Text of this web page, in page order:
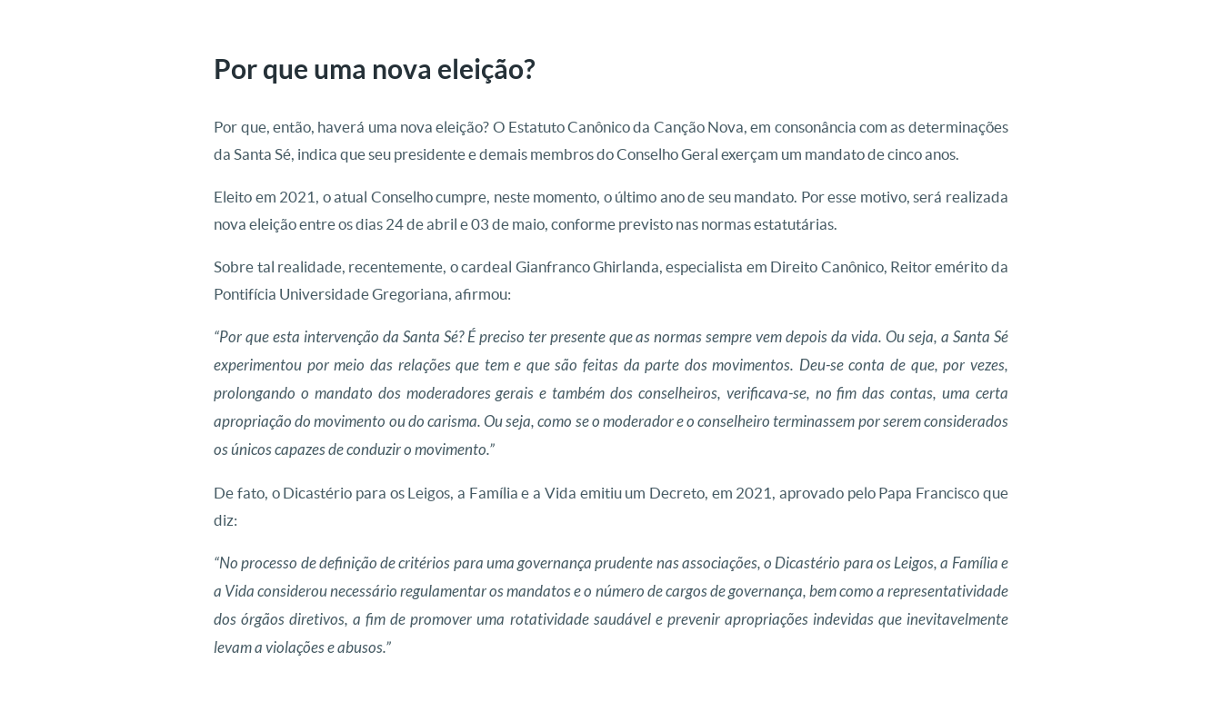
Por que uma nova eleição?
Por que, então, haverá uma nova eleição? O Estatuto Canônico da Canção Nova, em consonância com as determinações
da Santa Sé, indica que seu presidente e demais membros do Conselho Geral exerçam um mandato de cinco anos.
Eleito em 2021, o atual Conselho cumpre, neste momento, o último ano de seu mandato. Por esse motivo, será realizada
nova eleição entre os dias 24 de abril e 03 de maio, conforme previsto nas normas estatutárias.
Sobre tal realidade, recentemente, o cardeal Gianfranco Ghirlanda, especialista em Direito Canônico, Reitor emérito da
Pontifícia Universidade Gregoriana, afirmou:
“Por que esta intervenção da Santa Sé? É preciso ter presente que as normas sempre vem depois da vida. Ou seja, a Santa Sé
experimentou por meio das relações que tem e que são feitas da parte dos movimentos. Deu-se conta de que, por vezes,
prolongando o mandato dos moderadores gerais e também dos conselheiros, verificava-se, no fim das contas, uma certa
apropriação do movimento ou do carisma. Ou seja, como se o moderador e o conselheiro terminassem por serem considerados
os únicos capazes de conduzir o movimento.”
De fato, o Dicastério para os Leigos, a Família e a Vida emitiu um Decreto, em 2021, aprovado pelo Papa Francisco que
diz:
“No processo de definição de critérios para uma governança prudente nas associações, o Dicastério para os Leigos, a Família e
a Vida considerou necessário regulamentar os mandatos e o número de cargos de governança, bem como a representatividade
dos órgãos diretivos, a fim de promover uma rotatividade saudável e prevenir apropriações indevidas que inevitavelmente
levam a violações e abusos.”